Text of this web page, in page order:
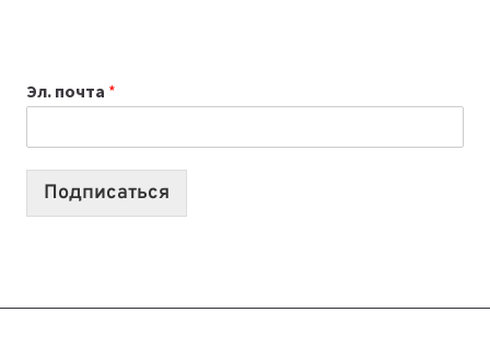
2026:
10
Эл. почта *
Подписаться